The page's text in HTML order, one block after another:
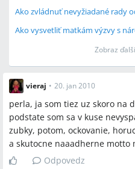
Ako zvládnuť nevyžiadané rady
Ako vysvetliť matkám výzvy s
Zobraz
vieraj • 20. jan 2010
perla, ja som tiez uz skoro na
podstate som sa v kuse
zubky, potom, ockovanie,
a skutocne naaadherne motto
Odpovedz